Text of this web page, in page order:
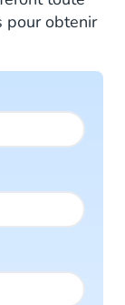
pour obtenir